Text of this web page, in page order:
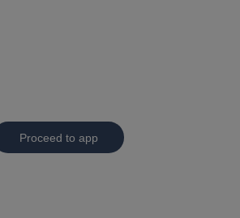
Proceed to app